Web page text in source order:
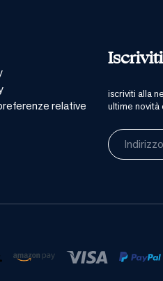
iscriviti alla
ultime novità
relative